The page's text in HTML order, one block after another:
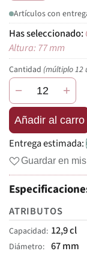
Artículos con
Altura: 77 mm
Cantidad (múltiplo 12
− +
Añadir al carro
Entrega estimada:
Guardar en
ATRIBUTOS
Capacidad 12,9 cl
Diámetro 67 mm